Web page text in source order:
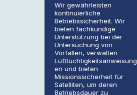
Wir gewährleisten
kontinuierliche
Betriebssicherheit. Wir
bieten fachkundige
Unterstützung bei der
Untersuchung von
Vorfällen, verwalten
Lufttüchtigkeitsanweisung
en und bieten
Missionssicherheit für
Satelliten, um deren
Betriebsdauer zu